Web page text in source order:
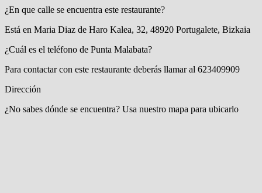
¿En que calle se encuentra este restaurante?
Está en Maria Diaz de Haro Kalea, 32, 48920 Portugalete, Bizkaia
¿Cuál es el teléfono de Punta Malabata?
Para contactar con este restaurante deberás llamar al 623409909
Dirección
¿No sabes dónde se encuentra? Usa nuestro mapa para ubicarlo